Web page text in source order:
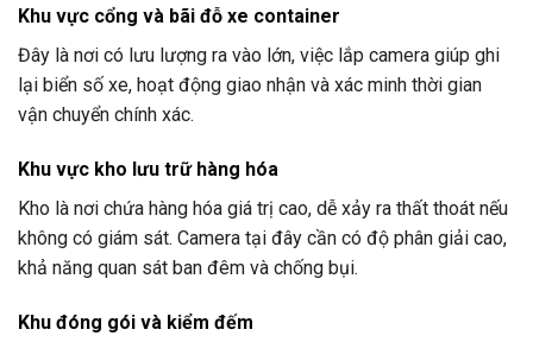
Khu vực cổng và bãi đỗ xe container
Đây là nơi có lưu lượng ra vào lớn, việc lắp camera giúp ghi
lại biển số xe, hoạt động giao nhận và xác minh thời gian
vận chuyển chính xác.
Khu vực kho lưu trữ hàng hóa
Kho là nơi chứa hàng hóa giá trị cao, dễ xảy ra thất thoát nếu
không có giám sát. Camera tại đây cần có độ phân giải cao,
khả năng quan sát ban đêm và chống bụi.
Khu đóng gói và kiểm đếm